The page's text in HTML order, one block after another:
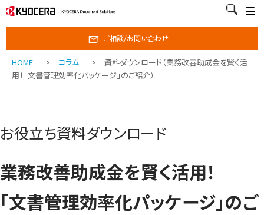
ご相談/お問い合わせ
HOME コラム
資料ダウンロード（業務改善助成金を賢く活
用！「文書管理効率化パッケージ」のご紹介）
お役立ち資料ダウンロード
業務改善助成金を賢く活用！
「文書管理効率化パッケージ」のご